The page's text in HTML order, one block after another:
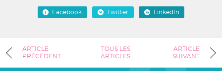
Facebook Twitter LinkedIn
ARTICLE
PRÉCÉDENT
TOUS LES
ARTICLES
ARTICLE
SUIVANT